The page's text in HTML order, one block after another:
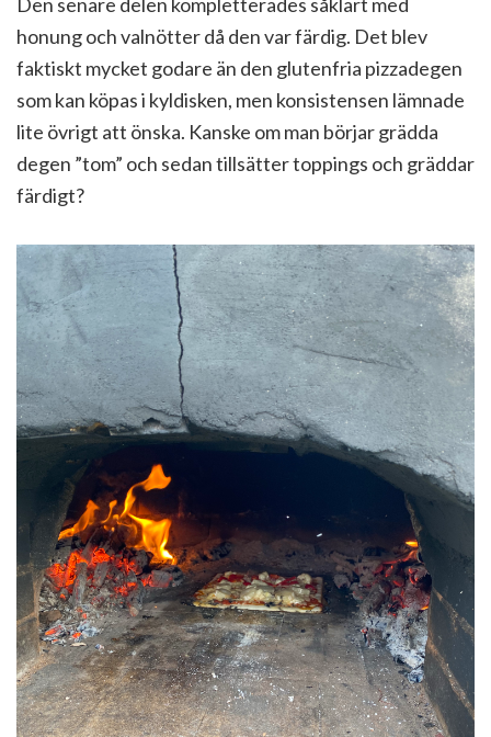
honung och valnötter då den var färdig. Det blev
faktiskt mycket godare än den glutenfria pizzadegen
som kan köpas i kyldisken, men konsistensen lämnade
lite övrigt att önska. Kanske om man börjar grädda
degen ”tom” och sedan tillsätter toppings och gräddar
färdigt?